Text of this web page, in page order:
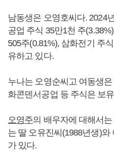
남동생은 오영호씨다. 2024
공업 주식 35만1천 주
505주(0.81%), 삼화전기 주
유하고 있다.
누나는 오영순씨고 여동생
화콘덴서공업 등 주식은 보
오영주의 배우자에 대해서
는 딸 오유진씨(1988년생)와
가 있다.